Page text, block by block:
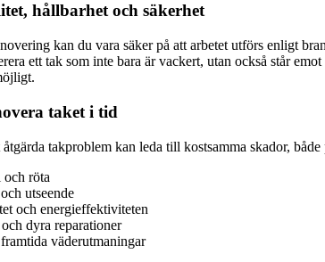
hållbarhet och säkerhet
kan du vara säker på att arbetet utförs enligt
ett tak som inte bara är vackert, utan också står
taket i tid
takproblem kan leda till kostsamma skador,
röta
utseende
och energieffektiviteten
dyra reparationer
väderutmaningar